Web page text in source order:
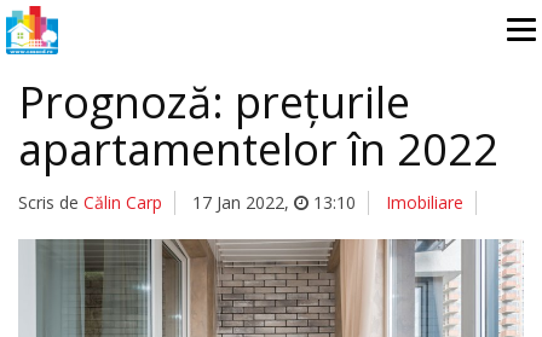
Prognoză: prețurile
apartamentelor în 2022
Scris de Călin Carp 17 Jan 2022, 13:10 Imobiliare